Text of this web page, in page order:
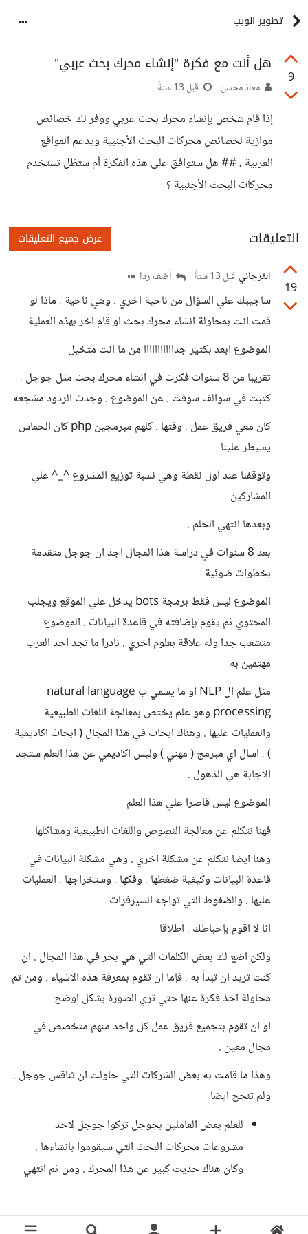
تطوير الويب
9
هل أنت مع فكرة "إنشاء محرك بحث عربي"
معاذ محسن قبل 13 سنةً
إذا قام شخص بإنشاء محرك بحث عربي ووفر لك خصائص
موازية لخصائص محركات البحث الأجنبية ويدعم المواقع
العربية ، ## هل ستوافق على هذه الفكرة أم ستظل تستخدم
محركات البحث الأجنبية ؟
التعليقات عرض جميع التعليقات
19
الفرجاني قبل 13 سنةً أضف ردا
ساجيبك علي السؤال من ناحية اخري . وهي ناحية . ماذا لو
قمت انت بمحاولة انشاء محرك بحث او قام اخر بهذه العملية
الموضوع ابعد بكثير جدااااااااااا من ما انت متخيل
تقريبا من 8 سنوات فكرت في انشاء محرك بحث مثل جوجل .
كتبت في سوالف سوفت . عن الموضوع . وجدت الردود مشجعه
كان معي فريق عمل . وقتها . كلهم مبرمجين php كان الحماس
يسيطر علينا
وتوقفنا عند اول نقطة وهي نسبة توزيع المشروع ^_^ علي
المشاركين
وبعدها انتهي الحلم .
بعد 8 سنوات في دراسة هذا المجال اجد ان جوجل متقدمة
بخطوات ضوئية
الموضوع ليس فقط برمجة bots يدخل علي الموقع ويجلب
المحتوي ثم يقوم بإضافته في قاعدة البيانات . الموضوع
متشعب جدا وله علاقة بعلوم اخري . نادرا ما تجد احد العرب
مهتمين به
مثل علم ال NLP او ما يسمي ب natural language
processing وهو علم يختص بمعالجة اللغات الطبيعية
والعمليات عليها . وهناك ابحاث في هذا المجال ( ابحاث اكاديمية
) . اسال اي مبرمج ( مهني ) وليس اكاديمي عن هذا العلم ستجد
الاجابة هي الذهول .
الموضوع ليس قاصرا علي هذا العلم
فهنا نتكلم عن معالجة النصوص واللغات الطبيعية ومشاكلها
وهنا ايضا نتكلم عن مشكلة اخري . وهي مشكلة البيانات في
قاعدة البيانات وكيفية ضغطها . وفكها . وستخراجها . العمليات
عليها . والضغوط التي تواجه السيرفرات
انا لا اقوم بإحباطك . اطلاقا
ولكن اضع لك بعض الكلمات التي هي بحر في هذا المجال . ان
كنت تريد ان تبدأ به . فإما ان تقوم بمعرفة هذه الاشياء . ومن ثم
محاولة اخذ فكرة عنها حتي تري الصورة بشكل اوضح
او ان تقوم بتجميع فريق عمل كل واحد منهم متخصص في
مجال معين .
وهذا ما قامت به بعض الشركات التي حاولت ان تناقس جوجل .
ولم تنجح ايضا
للعلم بعض العاملين بجوجل تركوا جوجل لاحد
مشروعات محركات البحث التي سيقوموا بانشاءها .
وكان هناك حديث كبير عن هذا المحرك . ومن ثم انتهي